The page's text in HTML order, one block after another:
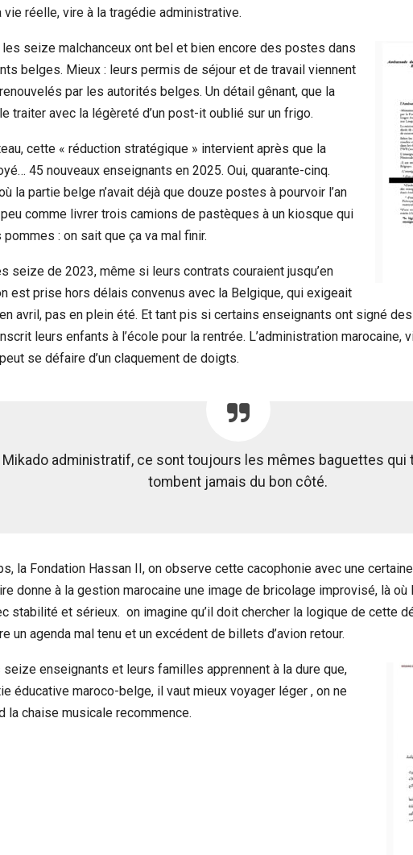
vie réelle, vire à la tragédie administrative.
les seize malchanceux ont bel et bien encore des postes dans
belges. Mieux : leurs permis de séjour et de travail viennent
par les autorités belges. Un détail gênant, que la
traiter avec la légèreté d’un post-it oublié sur un frigo.
cette « réduction stratégique » intervient après que la
45 nouveaux enseignants en 2025. Oui, quarante-cinq.
la partie belge n’avait déjà que douze postes à pourvoir l’an
peu comme livrer trois camions de pastèques à un kiosque qui
: on sait que ça va mal finir.
seize de 2023, même si leurs contrats couraient jusqu’en
est prise hors délais convenus avec la Belgique, qui exigeait
avril, pas en plein été. Et tant pis si certains enseignants ont signé
leurs enfants à l’école pour la rentrée. L’administration marocaine,
se défaire d’un claquement de doigts.
Mikado administratif, ce sont toujours les mêmes baguettes qui
tombent jamais du bon côté.
la Fondation Hassan II, on observe cette cacophonie avec une
donne à la gestion marocaine une image de bricolage improvisé, là
stabilité et sérieux. on imagine qu’il doit chercher la logique de cette
un agenda mal tenu et un excédent de billets d’avion retour.
seize enseignants et leurs familles apprennent à la dure que,
éducative maroco-belge, il vaut mieux voyager léger , on ne
la chaise musicale recommence.